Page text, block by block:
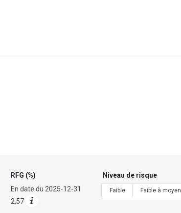
RFG (%)
En date du 2025-12-31
2,57
Niveau de risque
Faible Faible à moyen